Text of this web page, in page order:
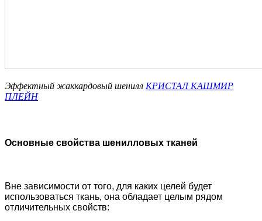
Эффектный жаккардовый шенилл КРИСТАЛ КАШМИР
ПЛЕЙН
Основные свойства шенилловых тканей
Вне зависимости от того, для каких целей будет
использоваться ткань, она обладает целым рядом
отличительных свойств: